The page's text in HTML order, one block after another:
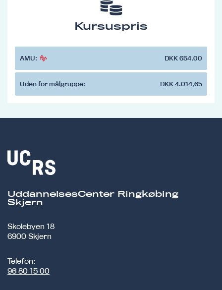
Kursuspris
AMU: DKK 654,00
Uden for målgruppe: DKK 4.014,65
UddannelsesCenter Ringkøbing
Skjern
Skolebyen 18
6900 Skjern
Telefon:
96 80 15 00